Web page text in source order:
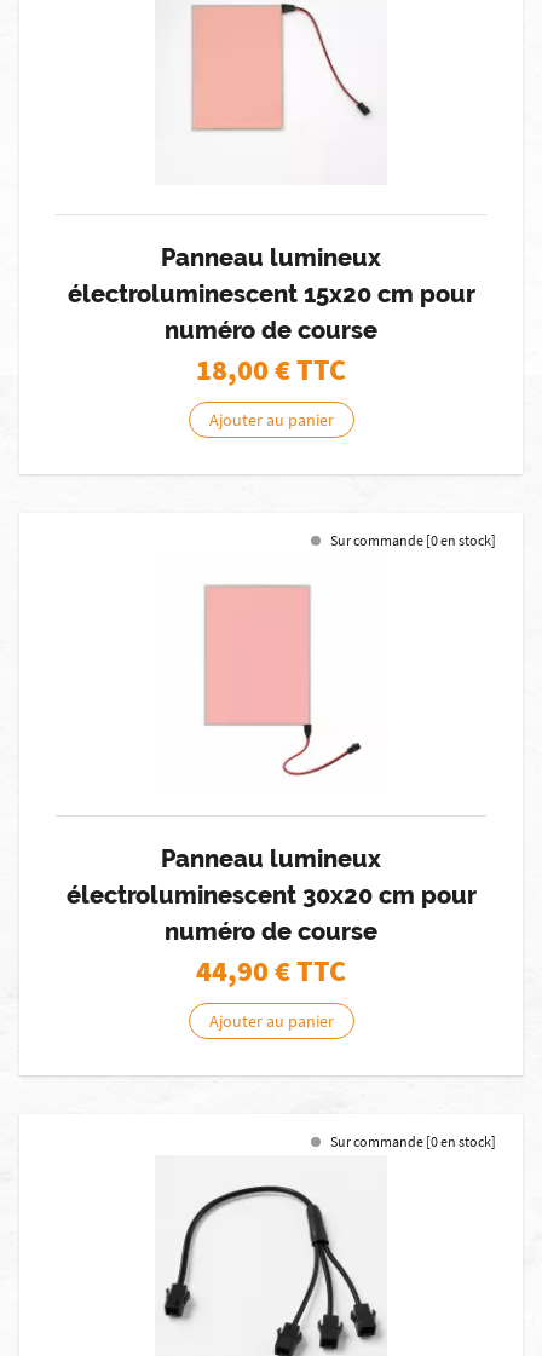
Panneau lumineux
électroluminescent 15x20 cm pour
numéro de course
18,00€ TTC
Ajouter au panier
Sur commande [0 en stock]
Panneau lumineux
électroluminescent 30x20 cm pour
numéro de course
44,90€ TTC
Ajouter au panier
Sur commande [0 en stock]